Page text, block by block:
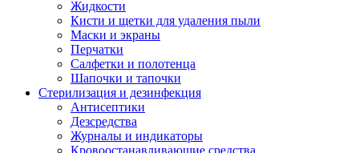
Жидкости
Кисти и щетки для удаления пыли
Маски и экраны
Перчатки
Салфетки и полотенца
Шапочки и тапочки
Стерилизация и дезинфекция
Антисептики
Дезсредства
Журналы и индикаторы
Кровоостанавливающие средства